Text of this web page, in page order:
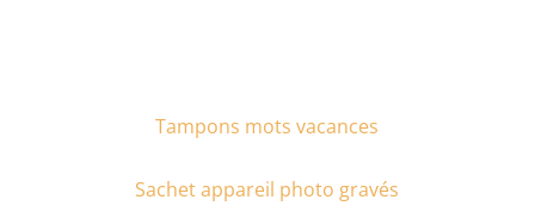
Tampons mots vacances
Sachet appareil photo gravés